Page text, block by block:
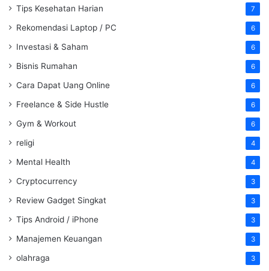
Tips Kesehatan Harian 7
Rekomendasi Laptop / PC 6
Investasi & Saham 6
Bisnis Rumahan 6
Cara Dapat Uang Online 6
Freelance & Side Hustle 6
Gym & Workout 6
religi 4
Mental Health 4
Cryptocurrency 3
Review Gadget Singkat 3
Tips Android / iPhone 3
Manajemen Keuangan 3
olahraga 3